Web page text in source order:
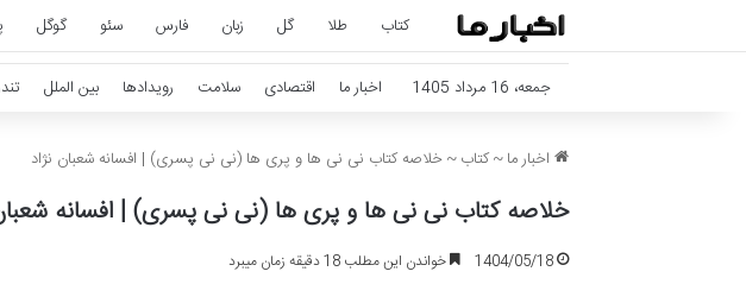
کتاب طلا گل زبان فارس سئو گوگل
جمعه، 16 مرداد 1405 اخبار ما اقتصادی سلامت رویدادها بین الملل
اخبار ما ~ کتاب ~ خلاصه کتاب نی نی ها و پری ها (نی نی پسری) | افسانه شعبان نژاد
خلاصه کتاب نی نی ها و پری ها (نی نی پسری) | افسانه
1404/05/18 خواندن این مطلب 18 دقیقه زمان میبرد